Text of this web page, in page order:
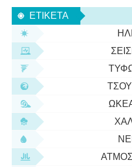
κόσμος κινείται μέσα
αστέρα του, μπορεί να
ΕΤΙΚΈΤΑ